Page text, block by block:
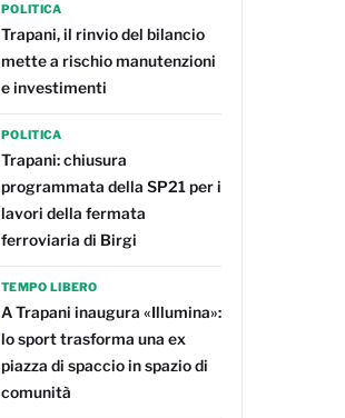
POLITICA
Trapani, il rinvio del bilancio
mette a rischio manutenzioni
e investimenti
POLITICA
Trapani: chiusura
programmata della SP21 per i
lavori della fermata
ferroviaria di Birgi
TEMPO LIBERO
A Trapani inaugura «Illumina»:
lo sport trasforma una ex
piazza di spaccio in spazio di
comunità